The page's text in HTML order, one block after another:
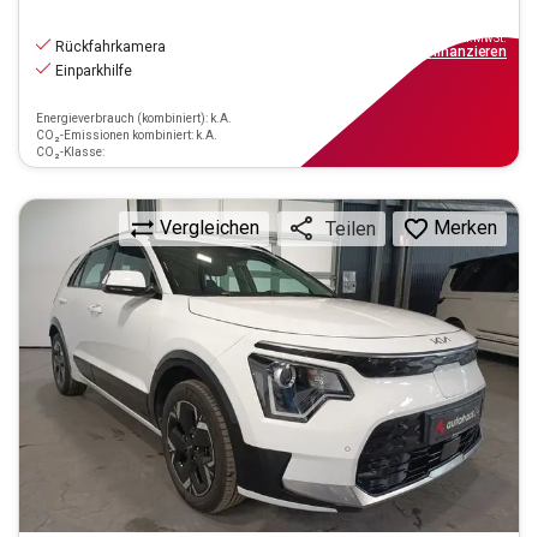
Rückfahrkamera
Einparkhilfe
Energieverbrauch (kombiniert): k.A.
CO₂-Emissionen kombiniert: k.A.
CO₂-Klasse:
inkl.MwSt.
finanzieren
Vergleichen Teilen Merken